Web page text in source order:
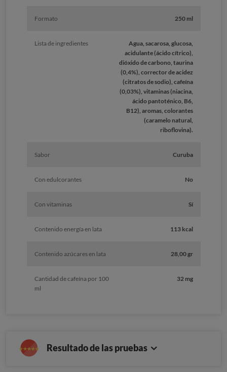
Formato 250 ml
Lista de ingredientes
Agua, sacarosa, glucosa,
acidulante (ácido cítrico),
dióxido de carbono, taurina
(0,4%), corrector de acidez
(citratos de sodio), cafeína
(0,03%), vitaminas (niacina,
ácido pantoténico, B6,
B12), aromas, colorantes
(caramelo natural,
riboflovina).
Sabor Curuba
Con edulcorantes No
Con vitaminas Sí
Contenido energía en lata 113 kcal
Contenido azúcares en lata 28,00 gr
Cantidad de cafeína por 100
ml
32 mg
Resultado de las pruebas